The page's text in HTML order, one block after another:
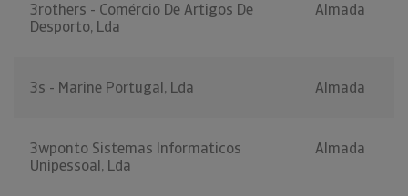
3rothers - Comércio De Artigos De
Desporto, Lda
Almada
3s - Marine Portugal, Lda Almada
3wponto Sistemas Informaticos
Unipessoal, Lda
Almada